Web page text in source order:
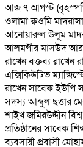
আজ ৭ আগস্ট
ওলামা ক্বওমি
আনোয়ারুল উলূম
আলমগীর মাসউদ
রাখেন বক্তব্য রাখেন
এক্সিকিউটিভ
রাখেন সাবেক ইউপি
সদস্য আব্দুল ছত্তার
শাইখ জমিরউদ্দীন
প্রতিষ্ঠানের সাবেক
ব্যবসায়ী প্রবাসী